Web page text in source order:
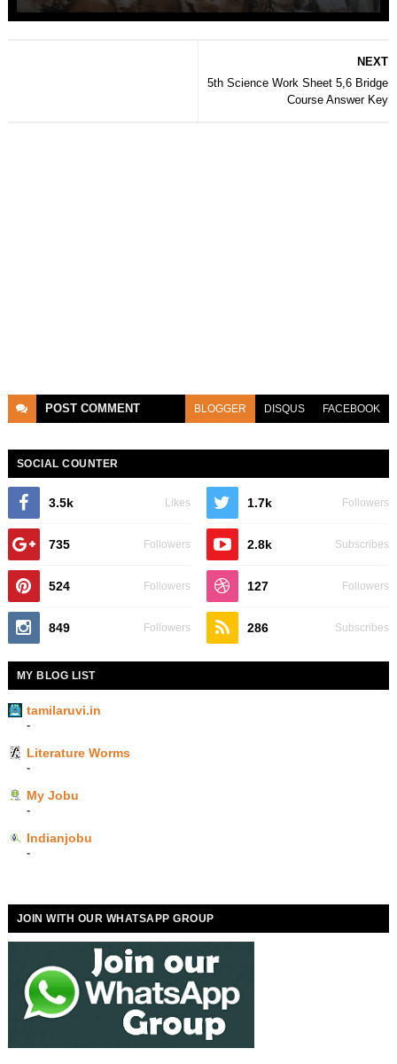
NEXT
5th Science Work Sheet 5,6 Bridge
Course Answer Key
POST COMMENT BLOGGER DISQUS FACEBOOK
SOCIAL COUNTER
3.5k Likes 1.7k Followers
735 Followers 2.8k Subscribes
524 Followers 127 Followers
849 Followers 286 Subscribes
MY BLOG LIST
tamilaruvi.in
-
Literature Worms
-
My Jobu
-
Indianjobu
-
JOIN WITH OUR WHATSAPP GROUP